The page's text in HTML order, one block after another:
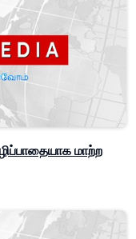
மாற்ற